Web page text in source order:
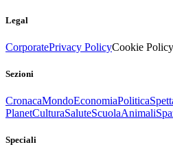
Legal
CorporatePrivacy PolicyCookie Policy
Sezioni
CronacaMondoEconomiaPolitica
PlanetCulturaSaluteScuolaAnimali
Speciali